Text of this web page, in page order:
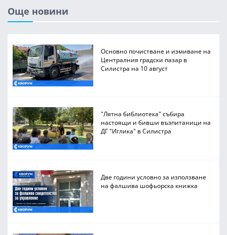
Още новини
Основно почистване и измиване на
Централния градски пазар в
Силистра на 10 август
"Лятна библиотека" събира
настоящи и бивши възпитаници на
ДГ "Иглика" в Силистра
Две години условно за използване
на фалшива шофьорска книжка